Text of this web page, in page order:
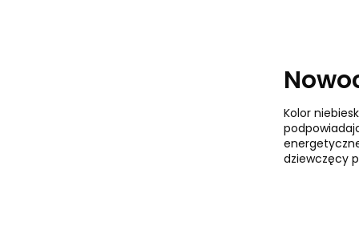
Kolor
dziewczęcy